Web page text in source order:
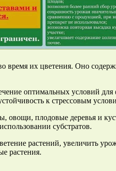
время их цветения. Оно
оптимальных условий
к стрессовым
овощи, плодовые деревья и
субстратов.
растений, увеличить
растения.